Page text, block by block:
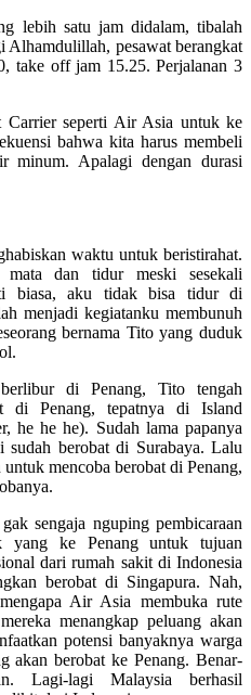
lebih satu jam didalam, tibalah
Alhamdulillah, pesawat berangkat
take off jam 15.25. Perjalanan 3
Carrier seperti Air Asia untuk ke
bahwa kita harus membeli
minum. Apalagi dengan durasi
waktu untuk beristirahat.
mata dan tidur meski sesekali
biasa, aku tidak bisa tidur di
menjadi kegiatanku membunuh
bernama Tito yang duduk
di Penang, Tito tengah
di Penang, tepatnya di Island
he he he). Sudah lama papanya
sudah berobat di Surabaya. Lalu
mencoba berobat di Penang,
sengaja nguping pembicaraan
yang ke Penang untuk tujuan
dari rumah sakit di Indonesia
berobat di Singapura. Nah,
Air Asia membuka rute
menangkap peluang akan
potensi banyaknya warga
akan berobat ke Penang. Benar-
Lagi-lagi Malaysia berhasil